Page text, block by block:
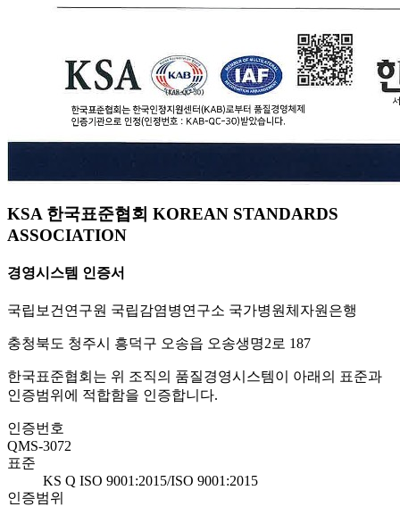
KSA 한국표준협회 KOREAN STANDARDS
ASSOCIATION
경영시스템 인증서
국립보건연구원 국립감염병연구소 국가병원체자원은행
충청북도 청주시 흥덕구 오송읍 오송생명2로 187
한국표준협회는 위 조직의 품질경영시스템이 아래의 표준과
인증범위에 적합함을 인증합니다.
인증번호
QMS-3072
표준
KS Q ISO 9001:2015/ISO 9001:2015
인증범위